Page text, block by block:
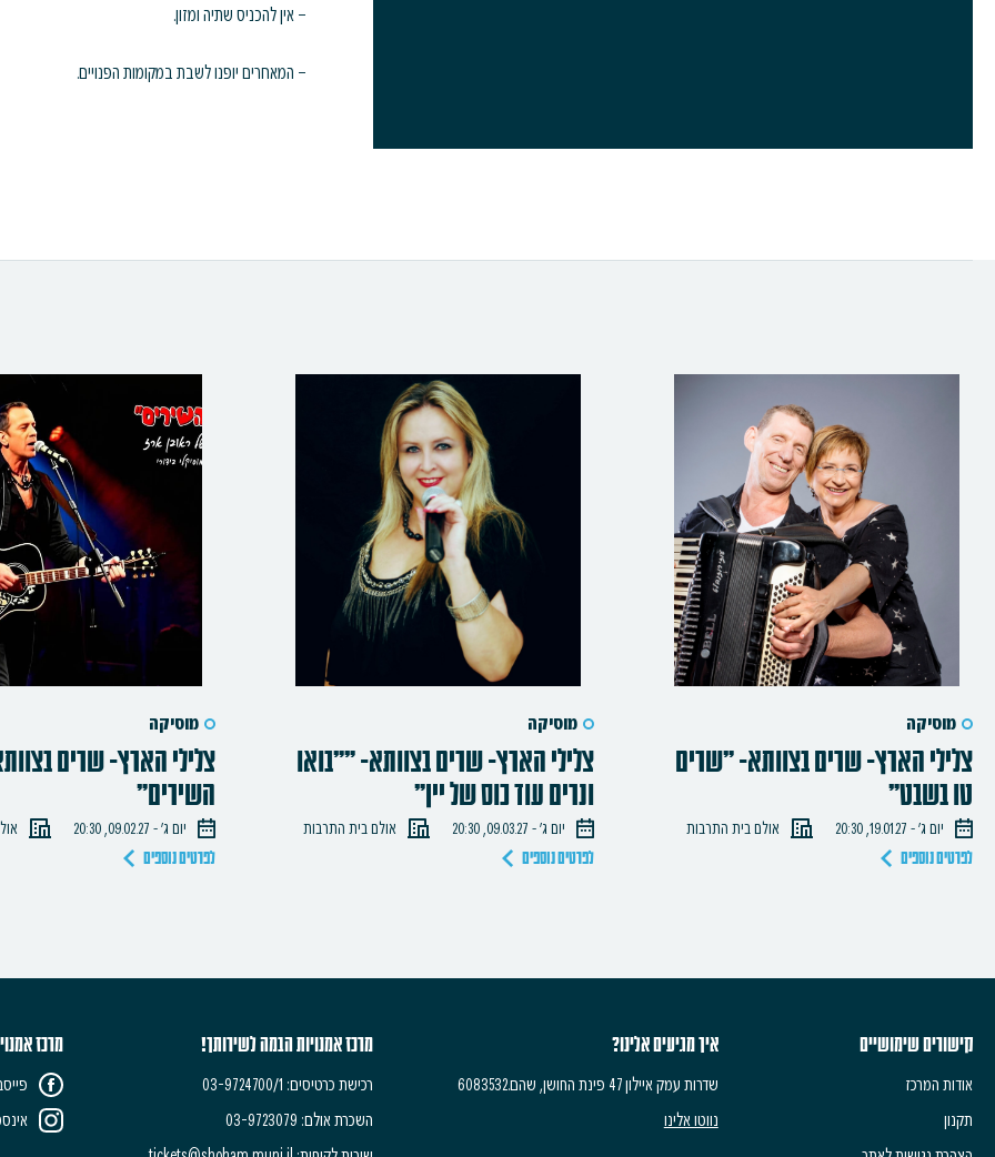
– אין להכניס שתיה ומזון.
– המאחרים יופנו לשבת במקומות הפנויים.
מוסיקה
צלילי הארץ- שרים בצוותא- "שרים
טו בשבט"
יום ג׳ - 19.01.27, 20:30 אולם בית התרבות
לפרטים נוספים
מוסיקה
צלילי הארץ- שרים בצוותא- ""בואו
ונרים עוד כוס של יין"
יום ג׳ - 09.03.27, 20:30 אולם בית התרבות
לפרטים נוספים
מוסיקה
צלילי הארץ- שרים
השירים"
יום ג׳ - 09.02.27, 20:30
לפרטים נוספים
קישורים שימושיים
אודות המרכז
תקנון
איך מגיעים אלינו?
שדרות עמק איילון 47 פינת החושן, שהם.6083532
נווטו אלינו
מרכז אמנויות הבמה לשירותך!
רכישת כרטיסים: 03-9724700/1
השכרת אולם: 03-9723079
מרכז